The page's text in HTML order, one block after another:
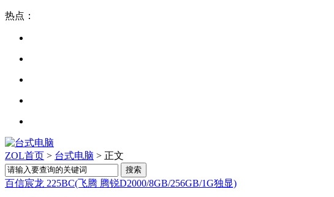
热点：
ZOL首页 > 台式电脑 > 正文
百信宸龙 225BC(飞腾 腾锐D2000/8GB/256GB/1G独显)